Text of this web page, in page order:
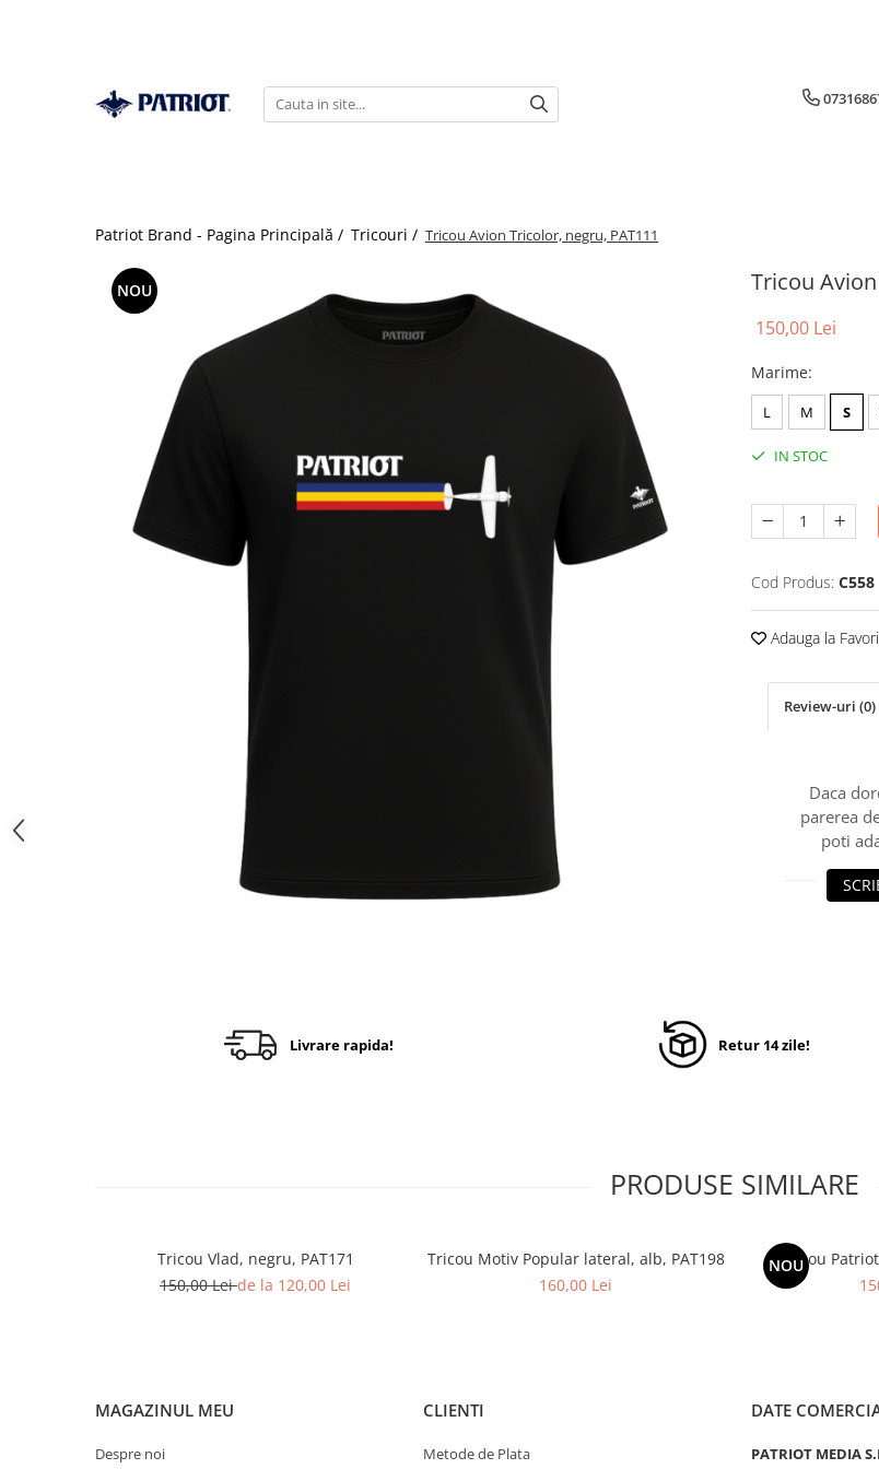
Patriot Brand - Pagina Principală / Tricouri / Tricou Avion Tricolor, negru, PAT111
NOU Tricou
150,00 Lei
Marime:
L M S
IN STOC
Cod Produs: C558
Adauga la
Review-uri (0)
Daca
parerea
poti
Livrare rapida! Retur 14 zile!
PRODUSE SIMILARE
Tricou Vlad, negru, PAT171
150,00 Leide la 120,00 Lei
Tricou Motiv Popular lateral, alb, PAT198
160,00 Lei
NOU
Tricou
MAGAZINUL MEU
Despre noi
CLIENTI
Metode de Plata
DATE
PATRIOT MEDIA